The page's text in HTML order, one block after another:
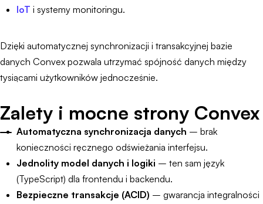
IoT i systemy monitoringu.
Dzięki automatycznej synchronizacji i transakcyjnej bazie
danych Convex pozwala utrzymać spójność danych między
tysiącami użytkowników jednocześnie.
Zalety i mocne strony Convex
Automatyczna synchronizacja danych – brak
konieczności ręcznego odświeżania interfejsu.
Jednolity model danych i logiki – ten sam język
(TypeScript) dla frontendu i backendu.
Bezpieczne transakcje (ACID) – gwarancja integralności